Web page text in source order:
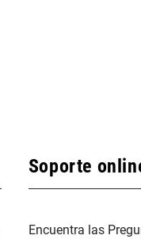
Soporte
Encuentra las